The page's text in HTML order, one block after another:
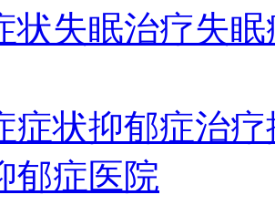
状失眠治疗失
症状抑郁症治疗
郁症医院